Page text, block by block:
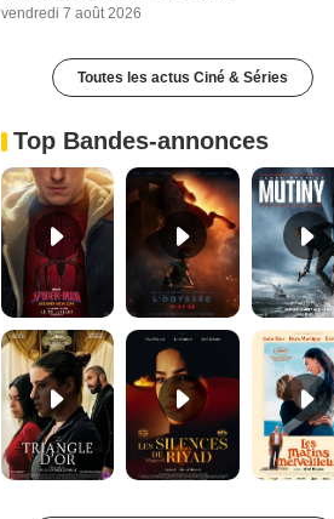
vendredi 7 août 2026
Toutes les actus Ciné & Séries
Top Bandes-annonces
Spider-Man: Brand New Day Bande-annonce VO STFR L'Odyssée Bande-annonce VO STFR
Les Silences de Riyad Bande-annonce VO STFR